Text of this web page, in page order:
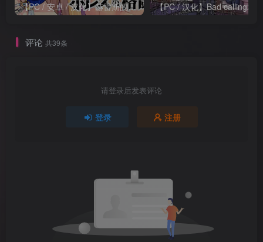
【PC / 安卓 / 汉化】赫雷斯的角斗场
评论 共39条
请登录后发表评论
登录 注册